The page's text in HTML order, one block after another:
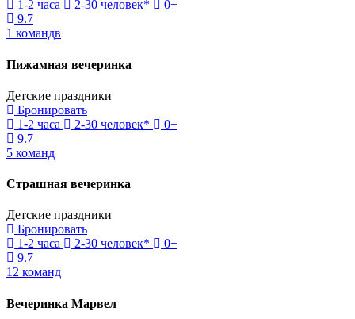
1-2 часа 2-30 человек*
0+
9.7
1 командв
Пижамная вечеринка
Детские праздники
Бронировать
1-2 часа
2-30 человек*
0+
9.7
5 команд
Страшная вечеринка
Детские праздники
Бронировать
1-2 часа
2-30 человек*
0+
9.7
12 команд
Вечеринка Марвел